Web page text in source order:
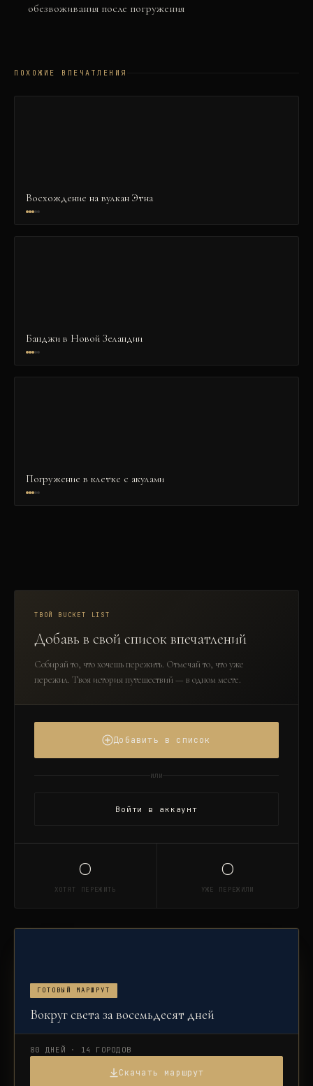
обезвоживания после погружения
ПОХОЖИЕ ВПЕЧАТЛЕНИЯ
Восхождение на вулкан Этна
Банджи в Новой Зеландии
Погружение в клетке с акулами
ТВОЙ BUCKET LIST
Добавь в свой список впечатлений
Собирай то, что хочешь пережить. Отмечай то, что уже
пережил. Твоя история путешествий — в одном месте.
Добавить в список
или
Войти в аккаунт
0
ХОТЯТ ПЕРЕЖИТЬ
0
УЖЕ ПЕРЕЖИЛИ
ГОТОВЫЙ МАРШРУТ
Вокруг света за восемьдесят дней
80 ДНЕЙ · 14 ГОРОДОВ
Скачать маршрут